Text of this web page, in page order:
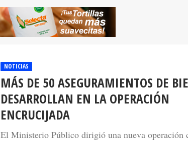
MÁS DE 50 ASEGURAMIENTOS DE
DESARROLLAN EN LA OPERACIÓN
ENCRUCIJADA
El Ministerio Público dirigió una nueva operación
cuatro personas dedicadas supuestamente al